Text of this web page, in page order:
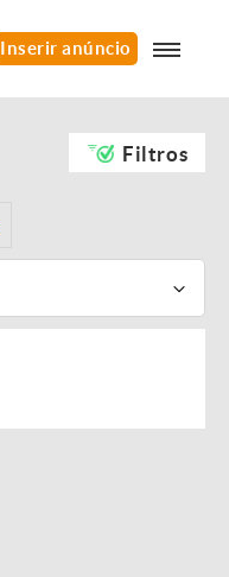
Inserir anúncio
Filtros